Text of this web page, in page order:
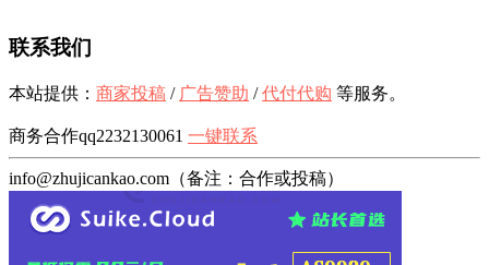
联系我们
本站提供： 商家投稿 / 广告赞助 /代付代购 等服务。
商务合作qq2232130061 一键联系
info@zhujicankao.com（备注：合作或投稿）